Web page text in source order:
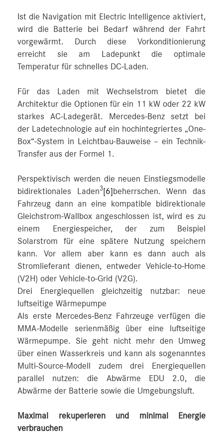
Ist die Navigation mit Electric Intelligence aktiviert,
wird die Batterie bei Bedarf während der Fahrt
vorgewärmt. Durch diese Vorkonditionierung
erreicht sie am Ladepunkt die optimale
Temperatur für schnelles DC-Laden.
Für das Laden mit Wechselstrom bietet die
Architektur die Optionen für ein 11 kW oder 22 kW
starkes AC-Ladegerät. Mercedes-Benz setzt bei
der Ladetechnologie auf ein hochintegriertes „One-
Box“-System in Leichtbau-Bauweise – ein Technik-
Transfer aus der Formel 1.
Perspektivisch werden die neuen Einstiegsmodelle
bidirektionales Laden3[6] beherrschen. Wenn das
Fahrzeug dann an eine kompatible bidirektionale
Gleichstrom-Wallbox angeschlossen ist, wird es zu
einem Energiespeicher, der zum Beispiel
Solarstrom für eine spätere Nutzung speichern
kann. Vor allem aber kann es dann auch als
Stromlieferant dienen, entweder Vehicle-to-Home
(V2H) oder Vehicle-to-Grid (V2G).
Drei Energiequellen gleichzeitig nutzbar: neue
luftseitige Wärmepumpe
Als erste Mercedes-Benz Fahrzeuge verfügen die
MMA-Modelle serienmäßig über eine luftseitige
Wärmepumpe. Sie geht nicht mehr den Umweg
über einen Wasserkreis und kann als sogenanntes
Multi-Source-Modell zudem drei Energiequellen
parallel nutzen: die Abwärme EDU 2.0, die
Abwärme der Batterie sowie die Umgebungsluft.
Maximal rekuperieren und minimal Energie
verbrauchen